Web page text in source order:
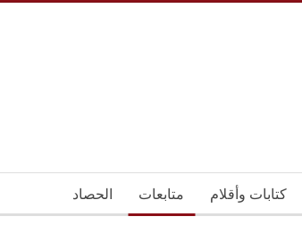
كتابات وأقلام متابعات الحصاد